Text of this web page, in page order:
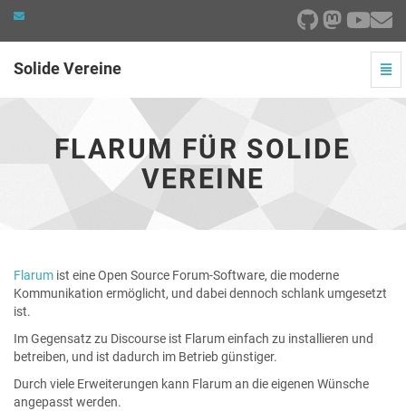
Solide Vereine
Flarum
VereineFLARUM FÜR SOLIDE
VEREINE
Flarum ist eine Open Source Forum-Software, die moderne
Kommunikation ermöglicht, und dabei dennoch schlank umgesetzt
ist.
Im Gegensatz zu Discourse ist Flarum einfach zu installieren und
betreiben, und ist dadurch im Betrieb günstiger.
Durch viele Erweiterungen kann Flarum an die eigenen Wünsche
angepasst werden.